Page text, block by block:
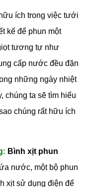
ích trong việc tưới
kế để phun một
tương tự như
cấp nước đều đặn
những ngày nhiệt
chúng ta sẽ tìm hiểu
chúng rất hữu ích
Bình xịt phun
nước, một bộ phun
xịt sử dụng điện để